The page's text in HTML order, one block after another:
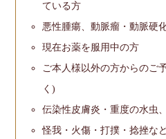
ている方
悪性腫瘍、動脈瘤・動脈硬
現在お薬を服用中の方
ご本人様以外の方からのご
く)
伝染性皮膚炎・重度の水虫
怪我・火傷・打撲・捻挫な